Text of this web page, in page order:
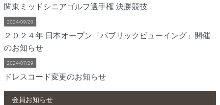
関東ミッドシニアゴルフ選手権 決勝競技
2024/09/20
２０２４年 日本オープン「パブリックビューイング」開催
のお知らせ
2024/07/29
ドレスコード変更のお知らせ
会員お知らせ